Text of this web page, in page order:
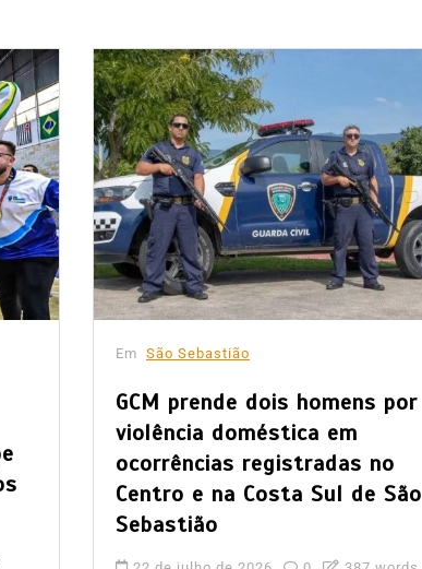
Em São Sebastião
GCM prende dois homens por
violência doméstica em
ocorrências registradas no
Centro e na Costa Sul de São
Sebastião